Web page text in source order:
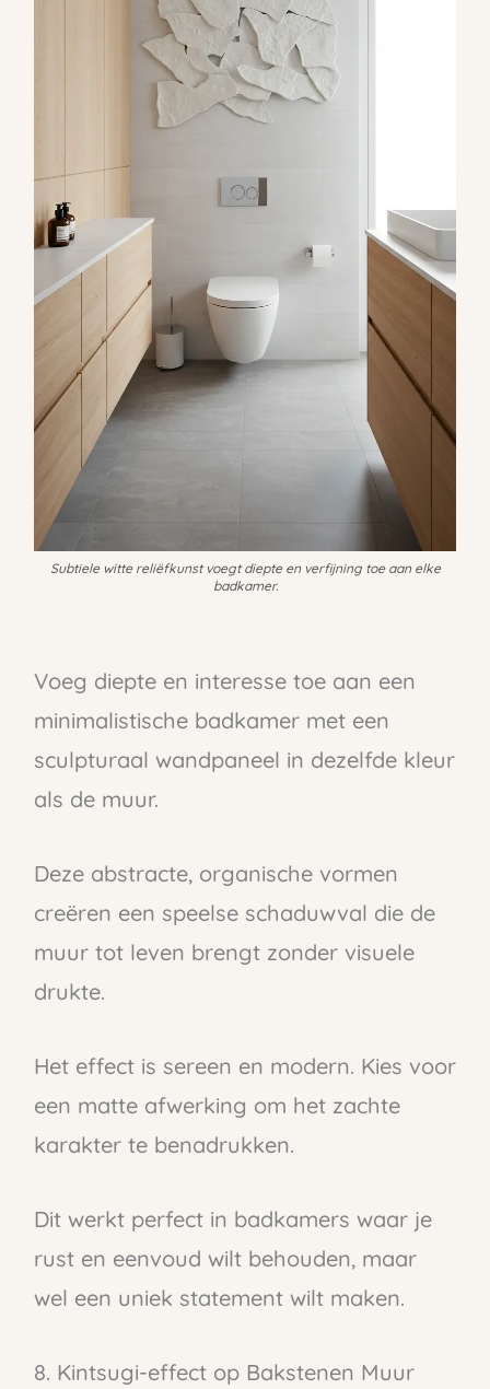
Subtiele witte reliëfkunst voegt diepte en verfijning toe aan elke
badkamer.
Voeg diepte en interesse toe aan een
minimalistische badkamer met een
sculpturaal wandpaneel in dezelfde kleur
als de muur.
Deze abstracte, organische vormen
creëren een speelse schaduwval die de
muur tot leven brengt zonder visuele
drukte.
Het effect is sereen en modern. Kies voor
een matte afwerking om het zachte
karakter te benadrukken.
Dit werkt perfect in badkamers waar je
rust en eenvoud wilt behouden, maar
wel een uniek statement wilt maken.
8. Kintsugi-effect op Bakstenen Muur